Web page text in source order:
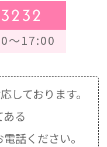
～17:00
しております。
る
話ください。